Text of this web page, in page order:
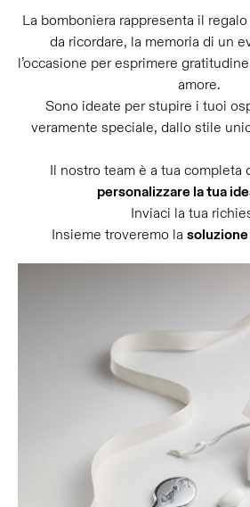
La bomboniera rappresenta il
da ricordare, la memoria di un
l’occasione per esprimere
amore.
Sono ideate per stupire i tuoi
veramente speciale, dallo stile
Il nostro team è a tua completa
personalizzare la tua
Inviaci la tua
Insieme troveremo la